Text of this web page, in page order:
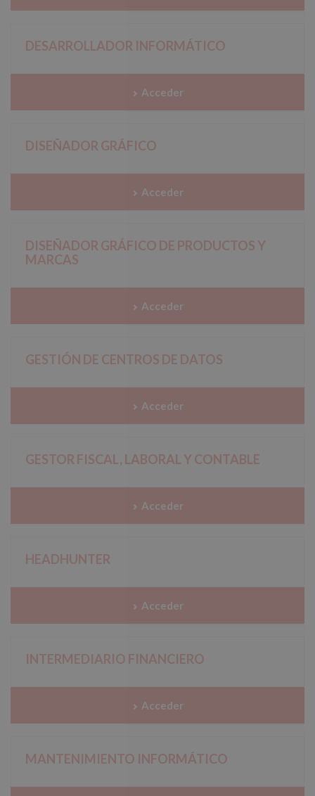
DESARROLLADOR INFORMÁTICO
Acceder
DISEÑADOR GRÁFICO
Acceder
DISEÑADOR GRÁFICO DE PRODUCTOS Y
MARCAS
Acceder
GESTIÓN DE CENTROS DE DATOS
Acceder
GESTOR FISCAL, LABORAL Y CONTABLE
Acceder
HEADHUNTER
Acceder
INTERMEDIARIO FINANCIERO
Acceder
MANTENIMIENTO INFORMÁTICO